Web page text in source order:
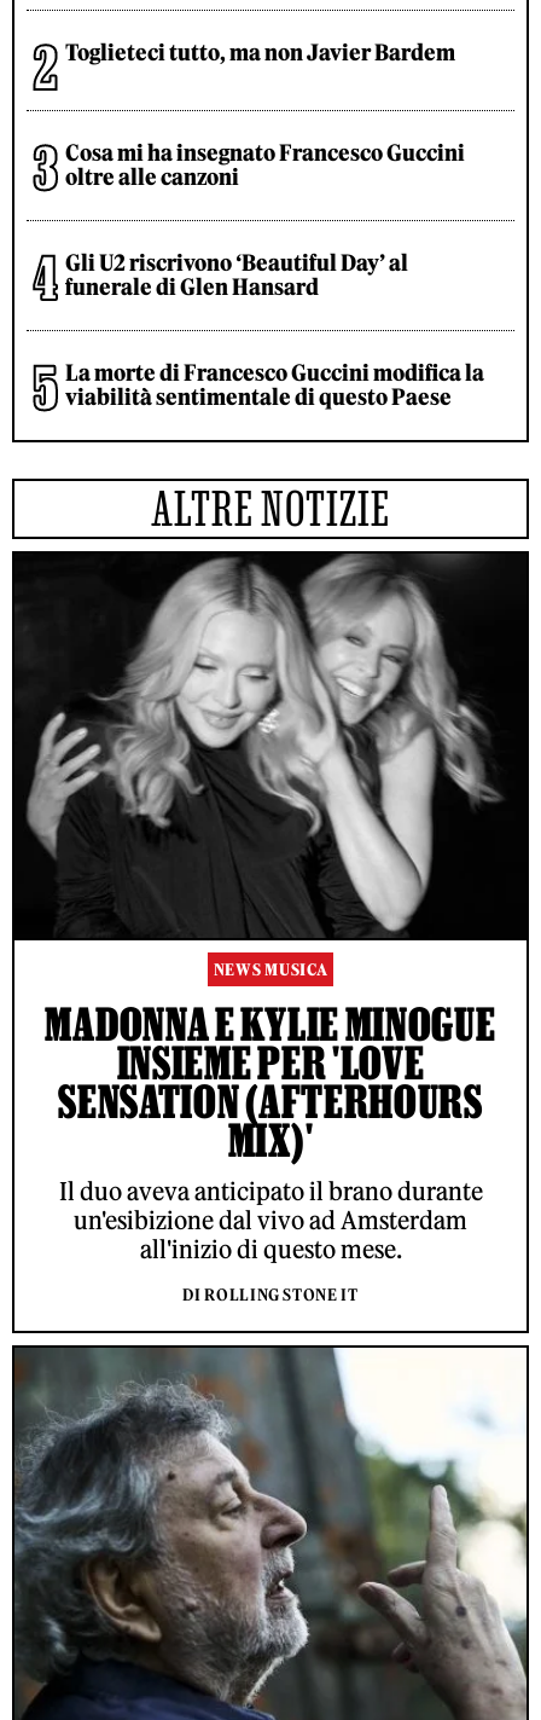
Toglieteci tutto, ma non Javier Bardem
Cosa mi ha insegnato Francesco Guccini
oltre alle canzoni
Gli U2 riscrivono ‘Beautiful Day’ al
funerale di Glen Hansard
La morte di Francesco Guccini modifica la
viabilità sentimentale di questo Paese
ALTRE NOTIZIE
NEWS MUSICA
MADONNA E KYLIE MINOGUE
INSIEME PER 'LOVE
SENSATION (AFTERHOURS
MIX)'
Il duo aveva anticipato il brano durante
un'esibizione dal vivo ad Amsterdam
all'inizio di questo mese.
DI ROLLING STONE IT